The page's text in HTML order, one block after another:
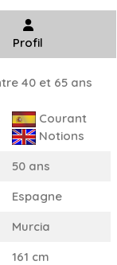
Profil
40 et 65 ans
Courant
Notions
50 ans
Espagne
Murcia
161 cm